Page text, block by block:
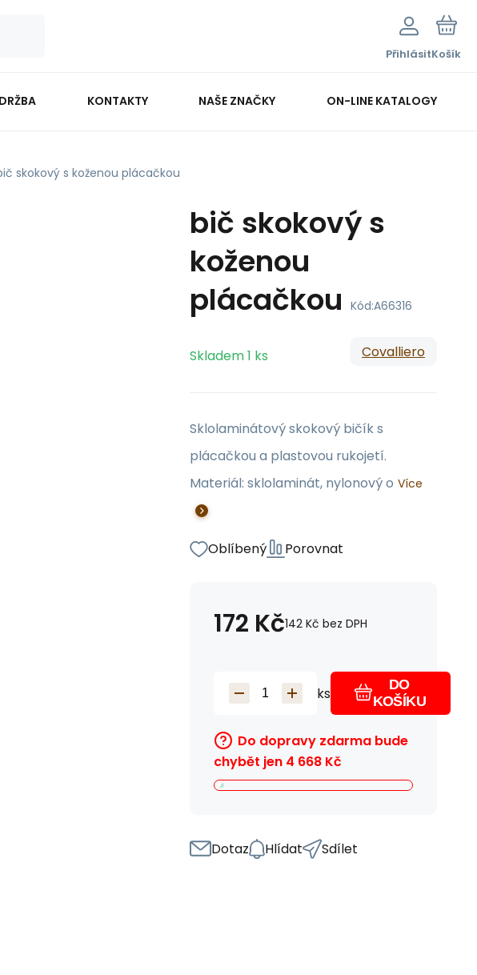
PřihlásitKošík
KONTAKTY NAŠE ZNAČKY ON-LINE KATALOGY
skokový s koženou plácačkou
bič skokový s
koženou
plácačkou Kód:A66316
Skladem1 ks Covalliero
Sklolaminátový skokový bičík s
plácačkou a plastovou rukojetí.
Materiál: sklolaminát, nylonový o Více
Oblíbený Porovnat
172 Kč142 Kč bez DPH
ks
DO
KOŠÍKU
Do dopravy zdarma bude
chybět jen 4 668 Kč
Dotaz Hlídat Sdílet